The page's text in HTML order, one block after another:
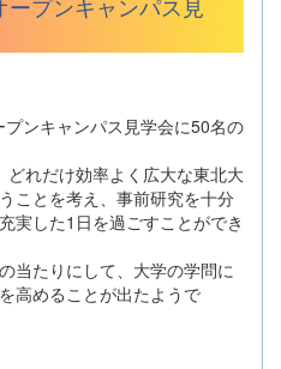
プンキャンパス見
ンキャンパス見学会に50名の
れだけ効率よく広大な東北大
ことを考え、事前研究を十分
実した1日を過ごすことができ
当たりにして、大学の学問に
高めることが出たようで